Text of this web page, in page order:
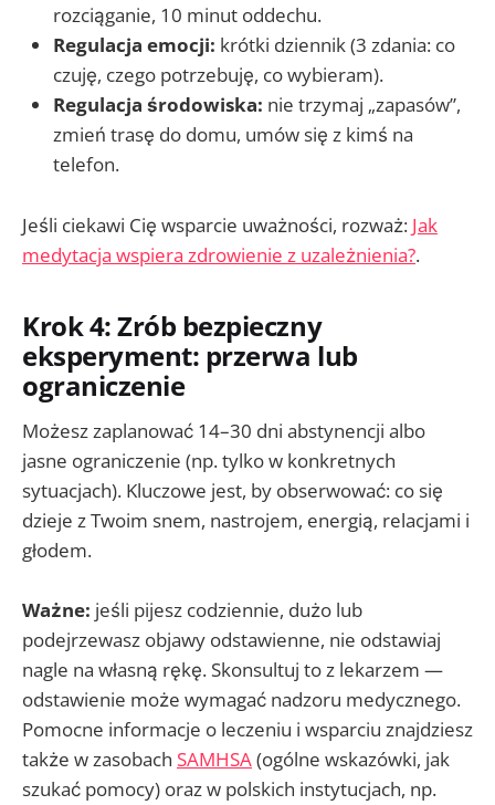
rozciąganie, 10 minut oddechu.
Regulacja emocji: krótki dziennik (3 zdania: co
czuję, czego potrzebuję, co wybieram).
Regulacja środowiska: nie trzymaj „zapasów”,
zmień trasę do domu, umów się z kimś na
telefon.
Jeśli ciekawi Cię wsparcie uważności, rozważ: Jak
medytacja wspiera zdrowienie z uzależnienia?.
Krok 4: Zrób bezpieczny
eksperyment: przerwa lub
ograniczenie
Możesz zaplanować 14–30 dni abstynencji albo
jasne ograniczenie (np. tylko w konkretnych
sytuacjach). Kluczowe jest, by obserwować: co się
dzieje z Twoim snem, nastrojem, energią, relacjami i
głodem.
Ważne: jeśli pijesz codziennie, dużo lub
podejrzewasz objawy odstawienne, nie odstawiaj
nagle na własną rękę. Skonsultuj to z lekarzem —
odstawienie może wymagać nadzoru medycznego.
Pomocne informacje o leczeniu i wsparciu znajdziesz
także w zasobach SAMHSA(ogólne wskazówki, jak
szukać pomocy) oraz w polskich instytucjach, np.